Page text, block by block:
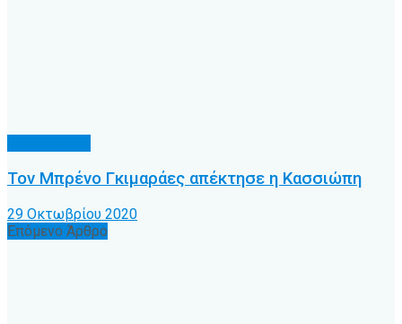
Τον Μπρένο Γκιμαράες απέκτησε η Κασσιώπη
29 Οκτωβρίου 2020
Επόμενο Άρθρο